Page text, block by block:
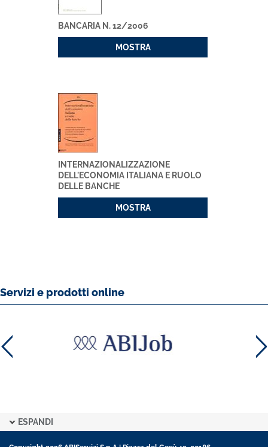
BANCARIA N. 12/2006
MOSTRA
INTERNAZIONALIZZAZIONE
DELL'ECONOMIA ITALIANA E RUOLO
DELLE BANCHE
MOSTRA
Servizi e prodotti online
ESPANDI